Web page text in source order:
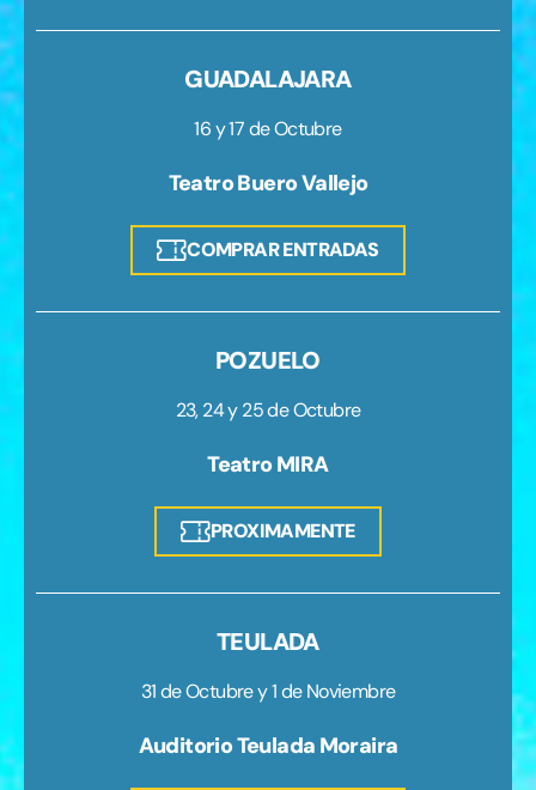
GUADALAJARA
16 y 17 de Octubre
Teatro Buero Vallejo
COMPRAR ENTRADAS
POZUELO
23, 24 y 25 de Octubre
Teatro MIRA
PROXIMAMENTE
TEULADA
31 de Octubre y 1 de Noviembre
Auditorio Teulada Moraira